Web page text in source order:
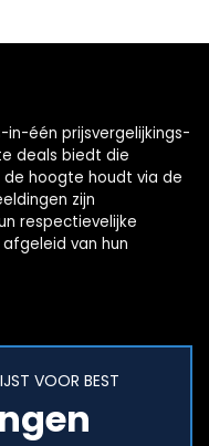
in-één prijsvergelijkings-
deals biedt die
de hoogte houdt via de
zijn
respectievelijke
van hun
VOOR BEST